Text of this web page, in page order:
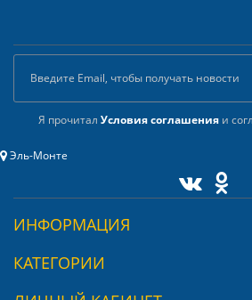
Я прочитал Условия соглашенияи
Эль-Монте
ИНФОРМАЦИЯ
КАТЕГОРИИ